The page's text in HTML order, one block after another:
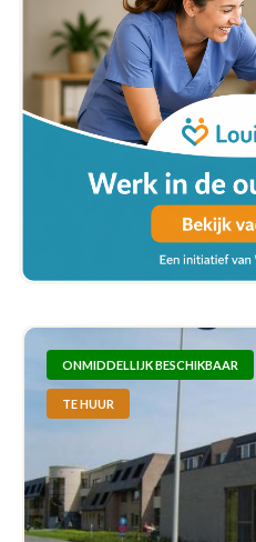
ONMIDDELLIJK BESCHIKBAAR
TE HUUR